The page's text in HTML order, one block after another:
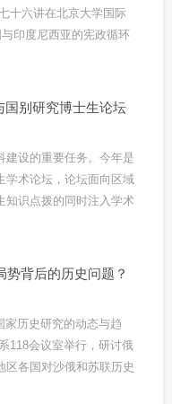
十六讲在北京大学国际
印度尼西亚的宪政循环
学社会科学与人文学院
教授宋清润担任总结
业大学和北京外国语大
国别研究博士生论坛
建设的重要任务。今年是
学术论坛，论坛面向区域
知识点拨的同时注入学术
势背后的历史问题？
家历史研究的动态与趋
118会议室举行，研讨俄
区各国对沙俄和苏联历史
历史教科书和公共纪念